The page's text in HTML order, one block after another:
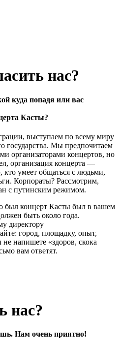
нас?
куда попадя или вас
Касты?
выступаем по всему миру
государства. Мы предпочитаем
организаторами концертов, но
организация концерта —
кто умеет общаться с людьми,
Корпораты? Рассмотрим,
с путинским режимом.
был концерт Касты был в вашем
быть около года.
директору
город, площадку, опыт,
напишете «здоров, скока
вам ответят.
нас?
Нам очень приятно!